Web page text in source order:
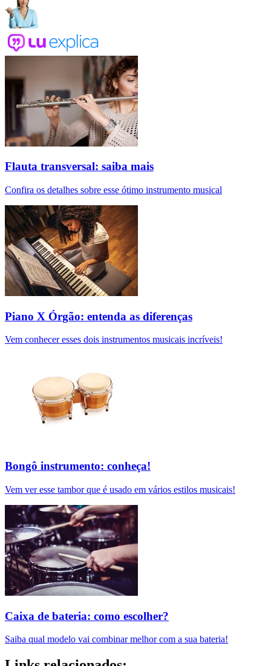
Flauta transversal: saiba mais
Confira os detalhes sobre esse ótimo instrumento musical
Piano X Órgão: entenda as diferenças
Vem conhecer esses dois instrumentos musicais incríveis!
Bongô instrumento: conheça!
Vem ver esse tambor que é usado em vários estilos musicais!
Caixa de bateria: como escolher?
Saiba qual modelo vai combinar melhor com a sua bateria!